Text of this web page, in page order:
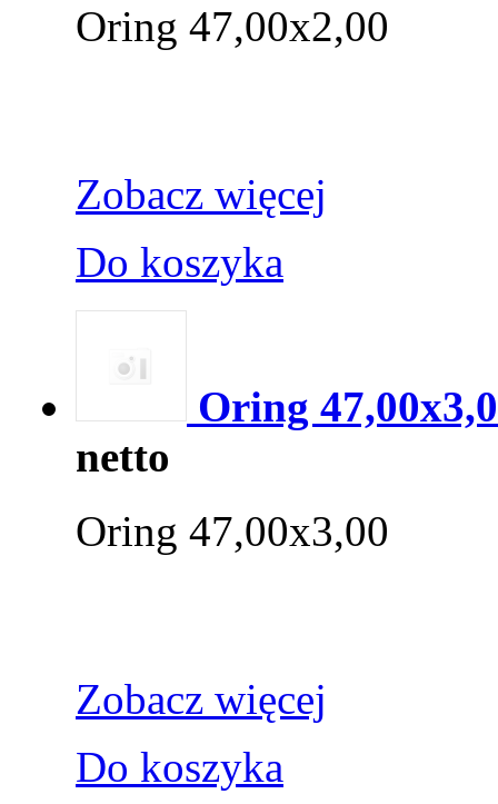
Oring 47,00x2,00
Zobacz więcej
Do koszyka
Oring
netto
Oring 47,00x3,00
Zobacz więcej
Do koszyka